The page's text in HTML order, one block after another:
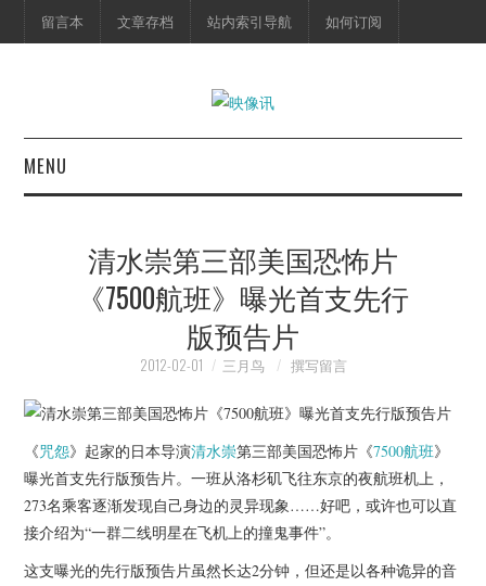
留言本 文章存档 站内索引导航 如何订阅
MENU
映像快讯
脱口秀
杂七杂八
清水崇第三部美国恐怖片
《7500航班》曝光首支先行
版预告片
2012-02-01 三月鸟 撰写留言
《咒怨》起家的日本导演清水崇第三部美国恐怖片《7500航班》
曝光首支先行版预告片。一班从洛杉矶飞往东京的夜航班机上，
273名乘客逐渐发现自己身边的灵异现象……好吧，或许也可以直
接介绍为“一群二线明星在飞机上的撞鬼事件”。
这支曝光的先行版预告片虽然长达2分钟，但还是以各种诡异的音